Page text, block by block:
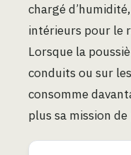
chargé
intérieurs pour le
Lorsque la
conduits ou sur
consomme
plus sa mission